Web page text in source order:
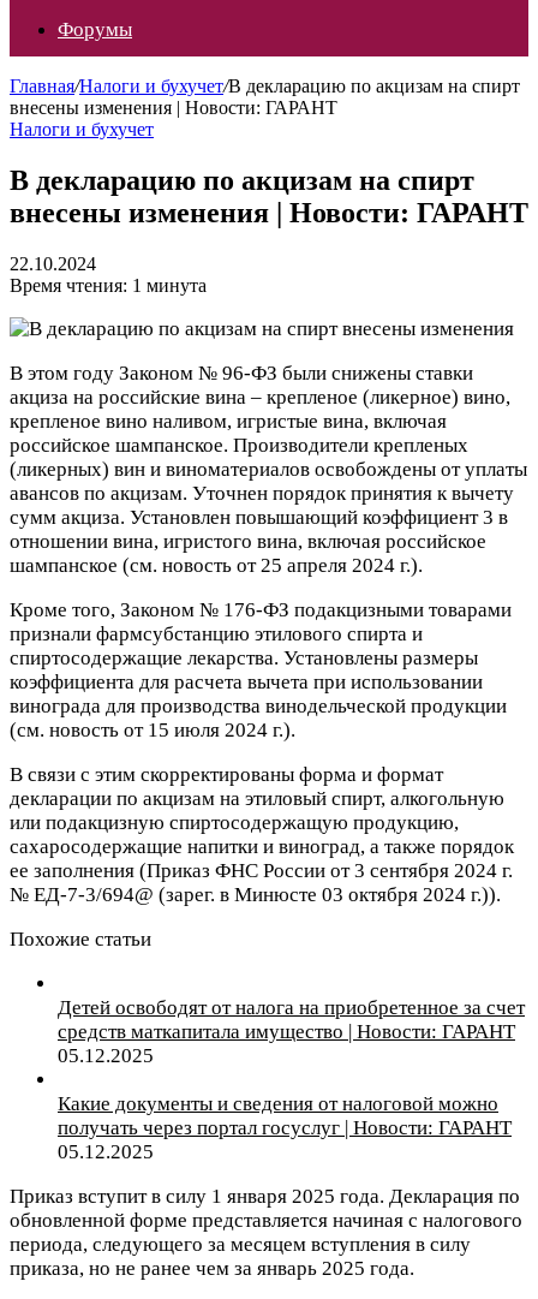
Форумы
Главная/Налоги и бухучет/В декларацию по акцизам на спирт
внесены изменения | Новости: ГАРАНТ
Налоги и бухучет
В декларацию по акцизам на спирт
внесены изменения | Новости: ГАРАНТ
22.10.2024
Время чтения: 1 минута
В этом году Законом № 96-ФЗ были снижены ставки
акциза на российские вина – крепленое (ликерное) вино,
крепленое вино наливом, игристые вина, включая
российское шампанское. Производители крепленых
(ликерных) вин и виноматериалов освобождены от уплаты
авансов по акцизам. Уточнен порядок принятия к вычету
сумм акциза. Установлен повышающий коэффициент 3 в
отношении вина, игристого вина, включая российское
шампанское (см. новость от 25 апреля 2024 г.).
Кроме того, Законом № 176-ФЗ подакцизными товарами
признали фармсубстанцию этилового спирта и
спиртосодержащие лекарства. Установлены размеры
коэффициента для расчета вычета при использовании
винограда для производства винодельческой продукции
(см. новость от 15 июля 2024 г.).
В связи с этим скорректированы форма и формат
декларации по акцизам на этиловый спирт, алкогольную
или подакцизную спиртосодержащую продукцию,
сахаросодержащие напитки и виноград, а также порядок
ее заполнения (Приказ ФНС России от 3 сентября 2024 г.
№ ЕД-7-3/694@ (зарег. в Минюсте 03 октября 2024 г.)).
Похожие статьи
Детей освободят от налога на приобретенное за счет
средств маткапитала имущество | Новости: ГАРАНТ
05.12.2025
Какие документы и сведения от налоговой можно
получать через портал госуслуг | Новости: ГАРАНТ
05.12.2025
Приказ вступит в силу 1 января 2025 года. Декларация по
обновленной форме представляется начиная с налогового
периода, следующего за месяцем вступления в силу
приказа, но не ранее чем за январь 2025 года.